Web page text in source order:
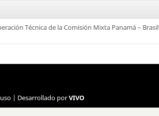
Técnica de la Comisión Mixta Panamá – Brasil
| Desarrollado porVIVO